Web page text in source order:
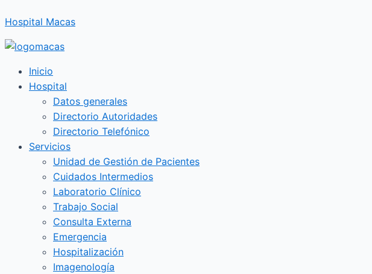
al
contenido
Hospital Macas
Inicio
Hospital
Datos generales
Directorio Autoridades
Directorio Telefónico
Servicios
Unidad de Gestión de Pacientes
Cuidados Intermedios
Laboratorio Clínico
Trabajo Social
Consulta Externa
Emergencia
Hospitalización
Imagenología